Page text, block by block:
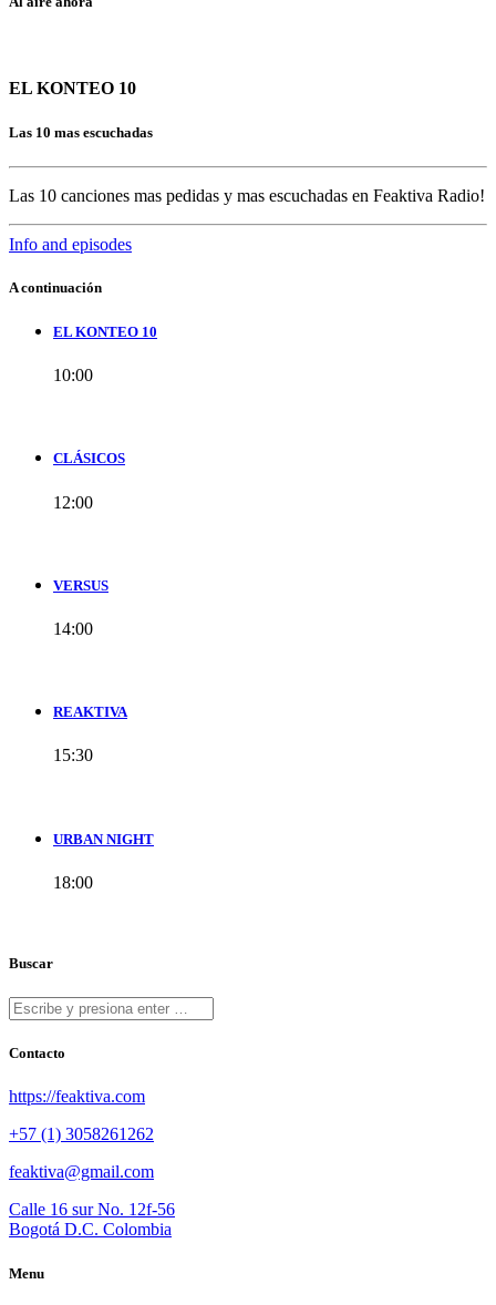
EL KONTEO 10
Las 10 mas escuchadas
Las 10 canciones mas pedidas y mas escuchadas en Feaktiva Radio!
Info and episodes
A continuación
EL KONTEO 10
10:00
CLÁSICOS
12:00
VERSUS
14:00
REAKTIVA
15:30
URBAN NIGHT
18:00
Buscar
Contacto
https://feaktiva.com
+57 (1) 3058261262
feaktiva@gmail.com
Calle 16 sur No. 12f-56
Bogotá D.C. Colombia
Menu